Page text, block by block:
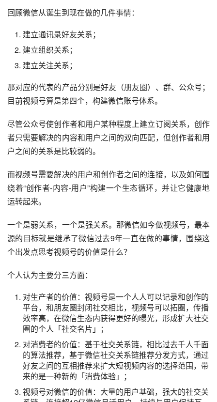
愿错过。
腾讯安家立命的在于社交关系链，微信最早说是一个通讯工
链」。
建立通讯录好友关系；
建立关注关系；
那对应的代表的产品分别是好友（朋友圈）、群、公众号；
目前视频号算是第四个，构建微信账号体系。
尽管公众号使创作者和用户某种程度上建立订阅关系，创作
者只需要解决的内容和用户之间的双向匹配，但创作者和用
户之间的关系是比较弱的。
而视频号需要解决的用户和创作者之间的连接，以及如何围
绕着“创作者-内容-用户”构建一个生态循环，并让它健康地
运转起来。
一个是弱关系，一个是强关系。那微信如今做视频号，最本
源的目标就是继承了微信过去9年一直在做的事情，围绕这
个出发点思考视频号的价值是什么？
个人认为主要分三方面：
对生产者的价值：视频号是一个人人可以记录和创作的
平台，和朋友圈封闭社交相比，视频号可以拓圈，传播
效率高，在微信生态内获得更好的曝光，形成扩大社交
圈的个人「社交名片」；